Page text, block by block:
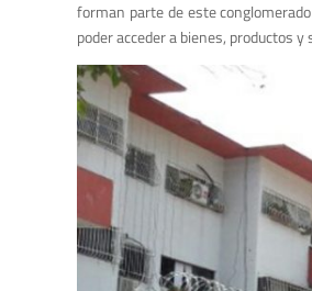
forman parte de este
poder acceder a bienes, productos y